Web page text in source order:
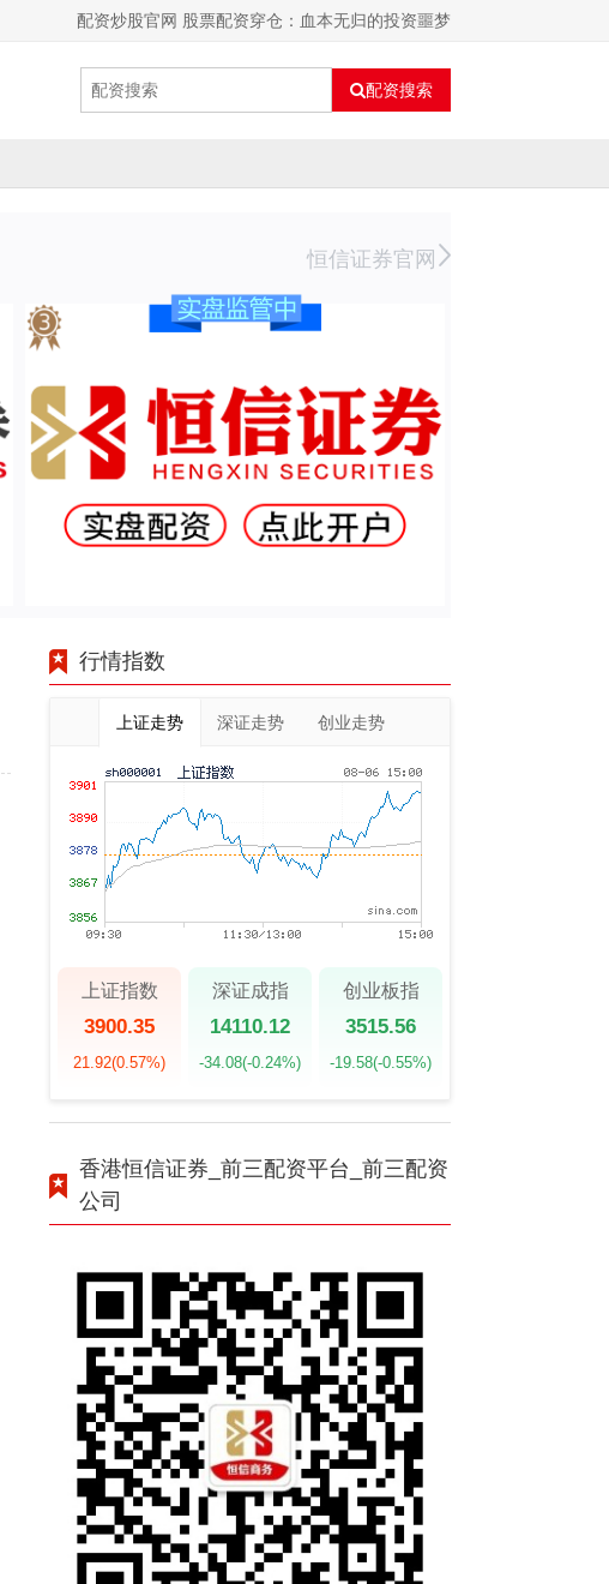
配资炒股官网 股票配资穿仓：血本无归的投资噩梦
配资搜索
恒信证券官网
行情指数
上证走势 深证走势 创业走势
上证指数
3900.35
21.92(0.57%)
深证成指
14110.12
-34.08(-0.24%)
创业板指
3515.56
-19.58(-0.55%)
香港恒信证券_前三配资平台_前三配资
公司